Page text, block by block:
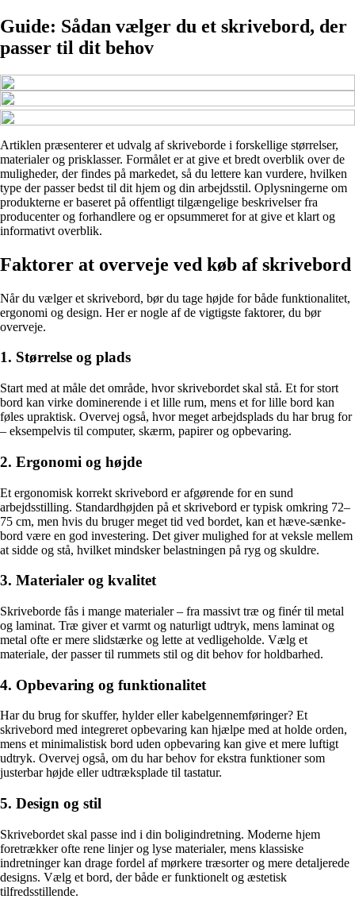
Guide: Sådan vælger du et skrivebord, der
passer til dit behov
Artiklen præsenterer et udvalg af skriveborde i forskellige størrelser,
materialer og prisklasser. Formålet er at give et bredt overblik over de
muligheder, der findes på markedet, så du lettere kan vurdere, hvilken
type der passer bedst til dit hjem og din arbejdsstil. Oplysningerne om
produkterne er baseret på offentligt tilgængelige beskrivelser fra
producenter og forhandlere og er opsummeret for at give et klart og
informativt overblik.
Faktorer at overveje ved køb af skrivebord
Når du vælger et skrivebord, bør du tage højde for både funktionalitet,
ergonomi og design. Her er nogle af de vigtigste faktorer, du bør
overveje.
1. Størrelse og plads
Start med at måle det område, hvor skrivebordet skal stå. Et for stort
bord kan virke dominerende i et lille rum, mens et for lille bord kan
føles upraktisk. Overvej også, hvor meget arbejdsplads du har brug for
– eksempelvis til computer, skærm, papirer og opbevaring.
2. Ergonomi og højde
Et ergonomisk korrekt skrivebord er afgørende for en sund
arbejdsstilling. Standardhøjden på et skrivebord er typisk omkring 72–
75 cm, men hvis du bruger meget tid ved bordet, kan et hæve-sænke-
bord være en god investering. Det giver mulighed for at veksle mellem
at sidde og stå, hvilket mindsker belastningen på ryg og skuldre.
3. Materialer og kvalitet
Skriveborde fås i mange materialer – fra massivt træ og finér til metal
og laminat. Træ giver et varmt og naturligt udtryk, mens laminat og
metal ofte er mere slidstærke og lette at vedligeholde. Vælg et
materiale, der passer til rummets stil og dit behov for holdbarhed.
4. Opbevaring og funktionalitet
Har du brug for skuffer, hylder eller kabelgennemføringer? Et
skrivebord med integreret opbevaring kan hjælpe med at holde orden,
mens et minimalistisk bord uden opbevaring kan give et mere luftigt
udtryk. Overvej også, om du har behov for ekstra funktioner som
justerbar højde eller udtræksplade til tastatur.
5. Design og stil
Skrivebordet skal passe ind i din boligindretning. Moderne hjem
foretrækker ofte rene linjer og lyse materialer, mens klassiske
indretninger kan drage fordel af mørkere træsorter og mere detaljerede
designs. Vælg et bord, der både er funktionelt og æstetisk
tilfredsstillende.